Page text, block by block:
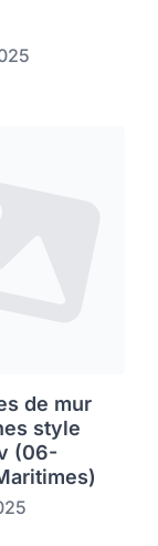
de mur
style
(06-